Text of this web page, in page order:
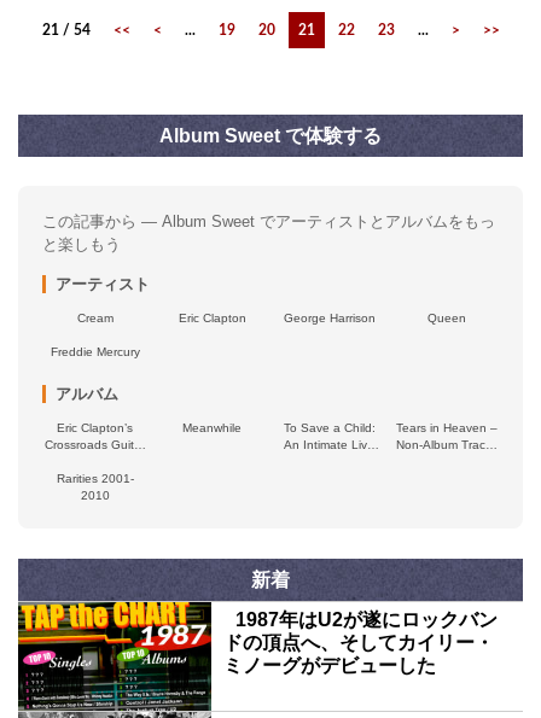
21 / 54 << < ... 19 20 21 22 23 ... > >>
Album Sweet で体験する
この記事から — Album Sweet でアーティストとアルバムをもっ
と楽しもう
アーティスト
Cream Eric Clapton George Harrison Queen
Freddie Mercury
アルバム
Eric Clapton’s
Crossroads Guitar
Meanwhile
To Save a Child:
An Intimate Live
Tears in Heaven –
Non‐Album Tracks
Rarities 2001-
2010
新着
1987年はU2が遂にロックバン
ドの頂点へ、そしてカイリー・
ミノーグがデビューした